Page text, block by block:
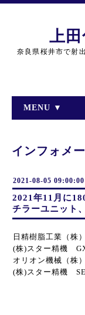
上
奈良県桜井市で射
MENU ▼
インフォメ
2021-08-05 09:00:00
2021年11月に
チラーユニット
日精樹脂工業（株
(株)スター精機
オリオン機械（株
(株)スター精機